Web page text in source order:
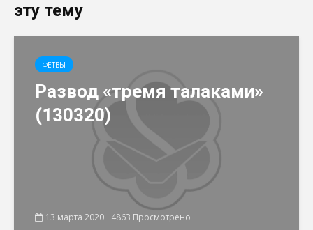
эту тему
ФЕТВЫ
Развод «тремя талаками»
(130320)
13 марта 2020 4863 Просмотрено